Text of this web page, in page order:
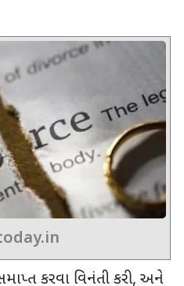
કરવા વિનંતી કરી, અને